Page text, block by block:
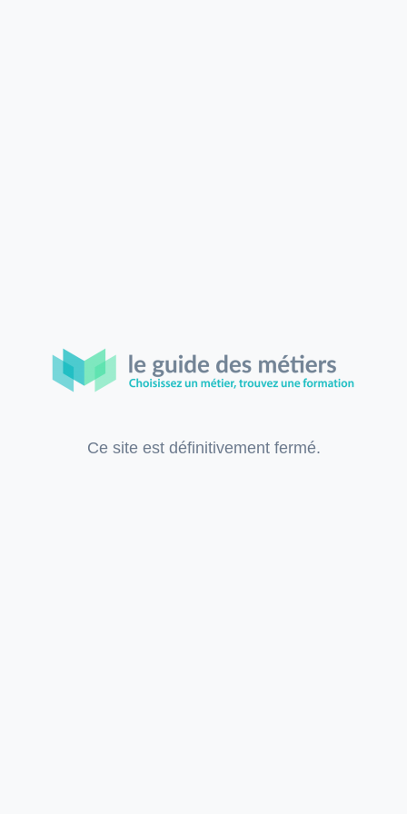
Ce site est définitivement fermé.